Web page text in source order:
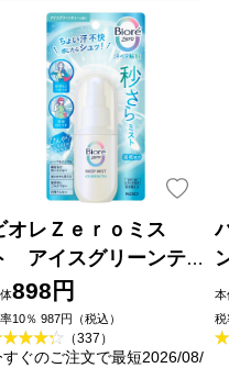
オレＺｅｒｏミス
アイスグリーンテ
ーの香り ６０ｍＬ 花
898円
10％ 987円（税込）
（337）
すぐのご注文で最短2026/08/
本
税